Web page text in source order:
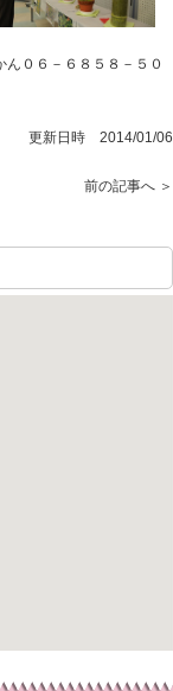
０６－６８５８－５０
更新日時 2014/01/06
前の記事へ ＞